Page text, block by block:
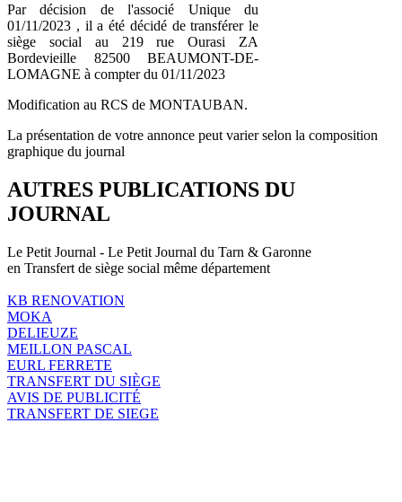
Par décision de l'associé Unique du
01/11/2023 , il a été décidé de transférer le
siège social au 219 rue Ourasi ZA
Bordevieille 82500 BEAUMONT-DE-
LOMAGNE à compter du 01/11/2023
Modification au RCS de MONTAUBAN.
La présentation de votre annonce peut varier selon la composition
graphique du journal
AUTRES PUBLICATIONS DU
JOURNAL
Le Petit Journal - Le Petit Journal du Tarn & Garonne
en Transfert de siège social même département
KB RENOVATION
MOKA
DELIEUZE
MEILLON PASCAL
EURL FERRETE
TRANSFERT DU SIÈGE
AVIS DE PUBLICITÉ
TRANSFERT DE SIEGE